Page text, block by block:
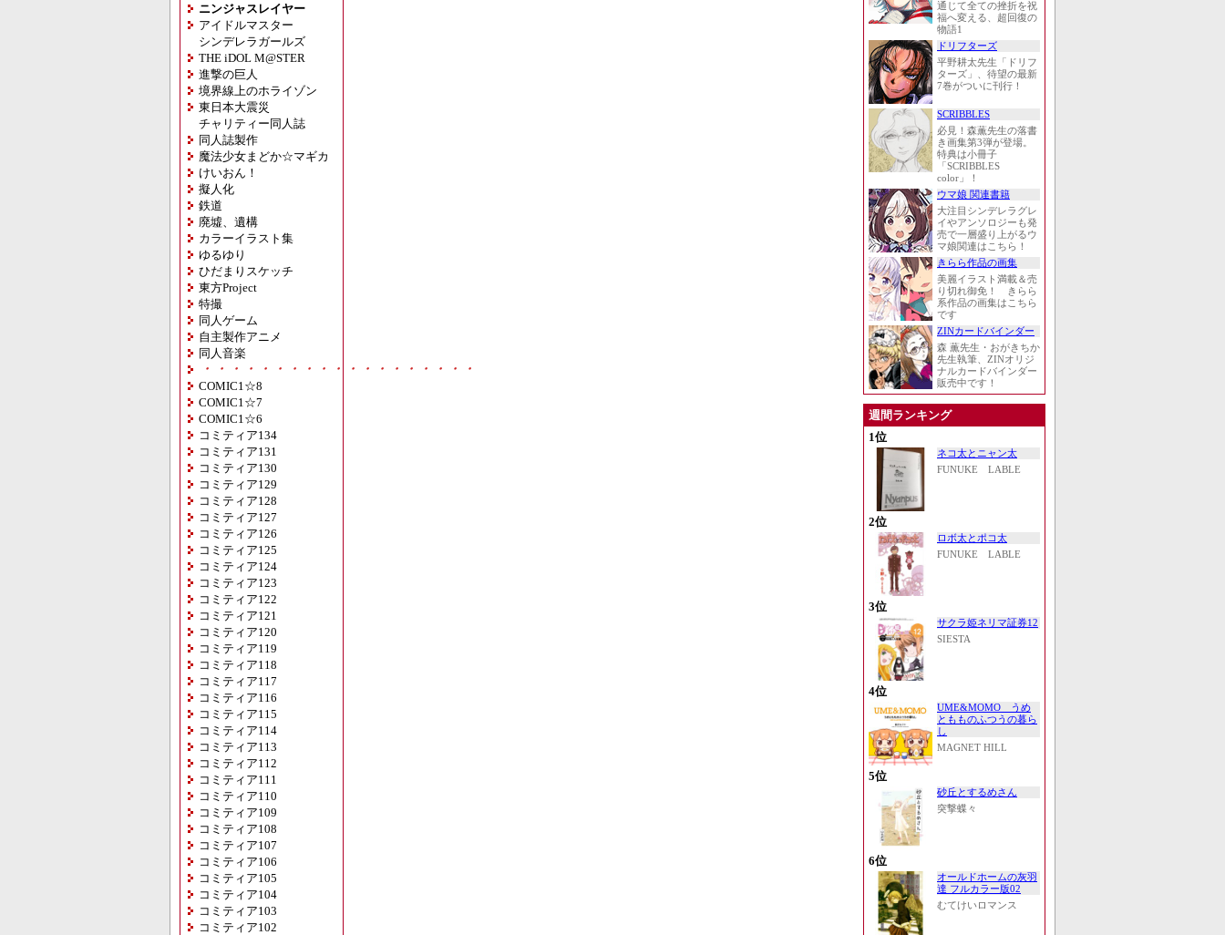
ニンジャスレイヤー
アイドルマスター
シンデレラガールズ
THE iDOL M@STER
進撃の巨人
境界線上のホライゾン
東日本大震災
チャリティー同人誌
同人誌製作
魔法少女まどか☆マギカ
けいおん！
擬人化
鉄道
廃墟、遺構
カラーイラスト集
ゆるゆり
ひだまりスケッチ
東方Project
特撮
同人ゲーム
自主製作アニメ
同人音楽
・・・・・・・・・・・・・・・・・・・
COMIC1☆8
COMIC1☆7
COMIC1☆6
コミティア134
コミティア131
コミティア130
コミティア129
コミティア128
コミティア127
コミティア126
コミティア125
コミティア124
コミティア123
コミティア122
コミティア121
コミティア120
コミティア119
コミティア118
コミティア117
コミティア116
コミティア115
コミティア114
コミティア113
コミティア112
コミティア111
コミティア110
コミティア109
コミティア108
コミティア107
コミティア106
コミティア105
コミティア104
コミティア103
コミティア102
通じて全ての挫折を祝
福へ変える、超回復の
物語1
ドリフターズ
平野耕太先生「ドリフ
ターズ」、待望の最新
7巻がついに刊行！
SCRIBBLES
必見！森薫先生の落書
き画集第3弾が登場。
特典は小冊子
「SCRIBBLES
color」！
ウマ娘 関連書籍
大注目シンデレラグレ
イやアンソロジーも発
売で一層盛り上がるウ
マ娘関連はこちら！
きらら作品の画集
美麗イラスト満載＆売
り切れ御免！ きらら
系作品の画集はこちら
です
ZINカードバインダー
森 薫先生・おがきちか
先生執筆、ZINオリジ
ナルカードバインダー
販売中です！
週間ランキング
1位
ネコ太とニャン太
FUNUKE LABLE
2位
ロボ太とポコ太
FUNUKE LABLE
3位
サクラ姫ネリマ証券12
SIESTA
4位
UME&MOMO うめ
ともものふつうの暮ら
し
MAGNET HILL
5位
砂丘とするめさん
突撃蝶々
6位
オールドホームの灰羽
達 フルカラー版02
むてけいロマンス